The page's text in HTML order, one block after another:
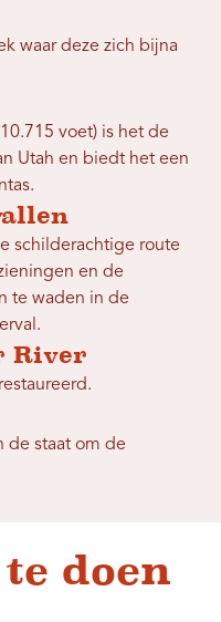
waar deze zich bijna
voet) is het de
Utah en biedt het een
schilderachtige route
en de
te waden in de
River
de staat om de
doen